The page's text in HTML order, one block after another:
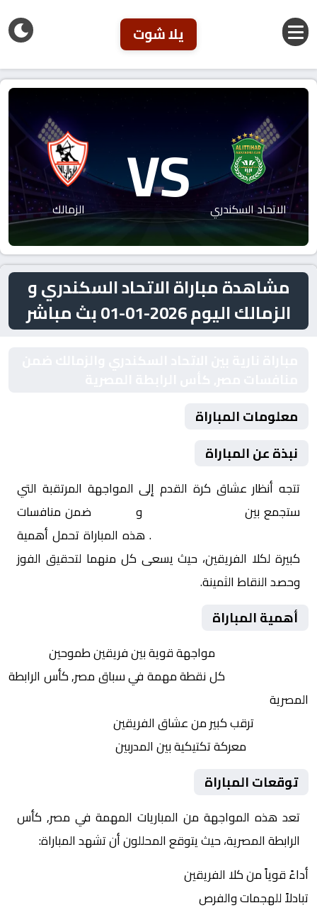
يلا شوت
الاتحاد السكندري VS الزمالك
مشاهدة مباراة الاتحاد السكندري و
الزمالك اليوم 2026-01-01 بث مباشر
معلومات المباراة
نبذة عن المباراة
تتجه أنظار عشاق كرة القدم إلى المواجهة المرتقبة التي
ستجمع بين
و
ضمن منافسات
. هذه المباراة تحمل أهمية
كبيرة لكلا الفريقين، حيث يسعى كل منهما لتحقيق الفوز
وحصد النقاط الثمينة.
أهمية المباراة
مواجهة قوية بين فريقين طموحين
كل نقطة مهمة في سباق مصر, كأس الرابطة
المصرية
ترقب كبير من عشاق الفريقين
معركة تكتيكية بين المدربين
توقعات المباراة
تعد هذه المواجهة من المباريات المهمة في مصر, كأس
الرابطة المصرية، حيث يتوقع المحللون أن تشهد المباراة:
أداءً قوياً من كلا الفريقين
تبادلاً للهجمات والفرص